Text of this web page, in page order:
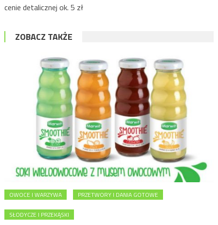
cenie detalicznej ok. 5 zł
ZOBACZ TAKŻE
OWOCE I WARZYWA PRZETWORY I DANIA GOTOWE
SŁODYCZE I PRZEKĄSKI